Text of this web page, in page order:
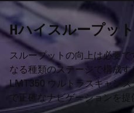
Hハイスループッ
スループットの向上は必要
なる種類のステージで構成す
LMT350 ウルトラスキャン
で正確なナビゲーションを